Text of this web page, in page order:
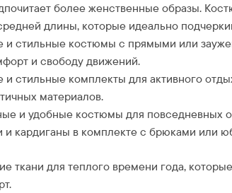
более женственные образы.
длины, которые идеально
и стильные костюмы с прямыми или
и свободу движений.
стильные комплекты для активного
материалов.
и удобные костюмы для повседневных
и кардиганы в комплекте с брюками или
ткани для теплого времени года,